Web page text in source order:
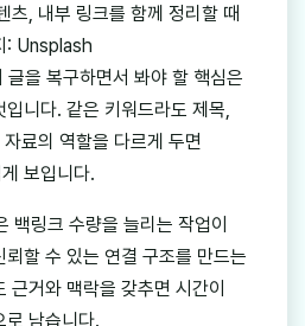
츠, 내부 링크를 함께 정리할 때
: Unsplash
을 복구하면서 봐야 할 핵심은
니다. 같은 키워드라도 제목,
료의 역할을 다르게 두면
보입니다.
백링크 수량을 늘리는 작업이
할 수 있는 연결 구조를 만드는
근거와 맥락을 갖추면 시간이
로 남습니다.